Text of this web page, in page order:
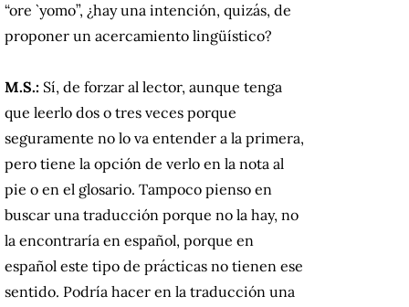
“ore `yomo”, ¿hay una intención, quizás, de
proponer un acercamiento lingüístico?
M.S.: Sí, de forzar al lector, aunque tenga
que leerlo dos o tres veces porque
seguramente no lo va entender a la primera,
pero tiene la opción de verlo en la nota al
pie o en el glosario. Tampoco pienso en
buscar una traducción porque no la hay, no
la encontraría en español, porque en
español este tipo de prácticas no tienen ese
sentido. Podría hacer en la traducción una